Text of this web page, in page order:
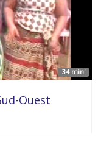
34 min'
Ouest